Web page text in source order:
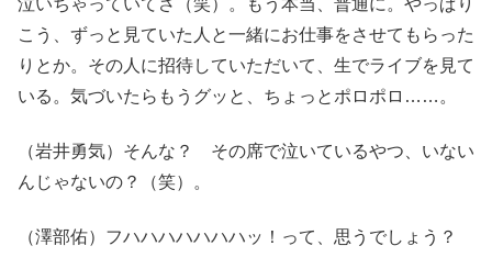
こう、ずっと見ていた人と一緒にお仕事をさせてもらった
りとか。その人に招待していただいて、生でライブを見て
いる。気づいたらもうグッと、ちょっとポロポロ……。
（岩井勇気）そんな？ その席で泣いているやつ、いない
んじゃないの？（笑）。
（澤部佑）フハハハハハハハッ！って、思うでしょう？